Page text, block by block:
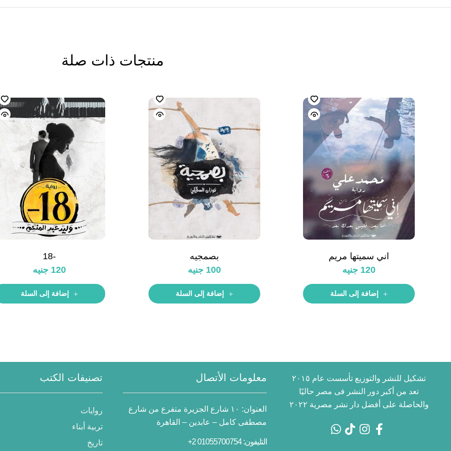
منتجات ذات صلة
اني سميتها مريم
120 جنيه
إضافة إلى السلة
بصمجيه
100 جنيه
إضافة إلى السلة
-18
120 جنيه
إضافة إلى السلة
تشكيل للنشر والتوزيع تأسست عام ٢٠١٥
تعد من أكبر دور النشر فى مصر حاليًا
والحاصلة على أفضل دار نشر مصرية ٢٠٢٢
معلومات الأتصال
العنوان:
١٠ شارع الجزيرة متفرع من شارع
مصطفى كامل – عابدين – القاهرة
التليفون: 01055700754 2+
تصنيفات الكتب
روايات
تربية أبناء
تاريخ